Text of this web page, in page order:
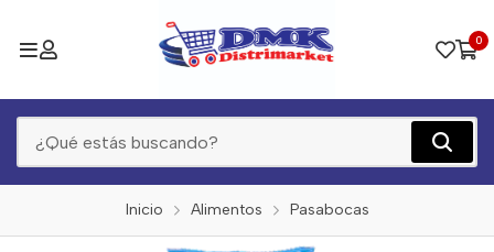
0
Inicio Alimentos Pasabocas